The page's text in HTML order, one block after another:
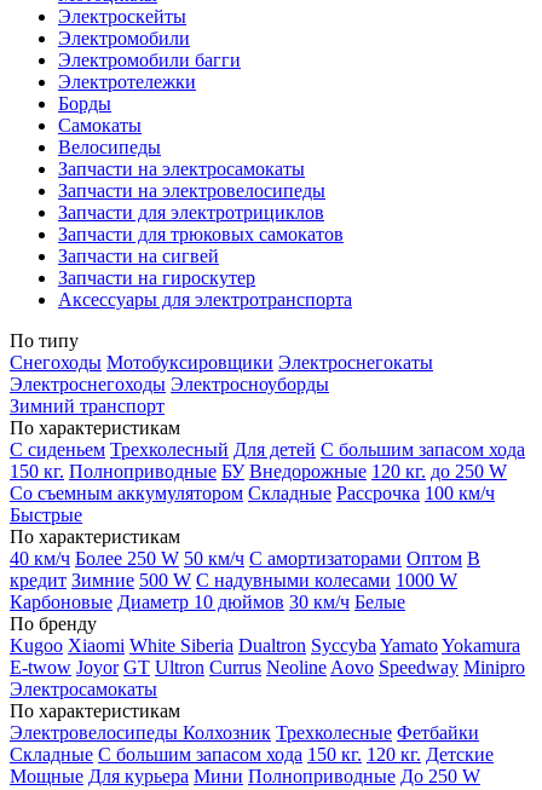
Электроскейты
Электромобили
Электромобили багги
Электротележки
Борды
Самокаты
Велосипеды
Запчасти на электросамокаты
Запчасти на электровелосипеды
Запчасти для электротрициклов
Запчасти для трюковых самокатов
Запчасти на сигвей
Запчасти на гироскутер
Аксессуары для электротранспорта
По типу
Снегоходы Мотобуксировщики Электроснегокаты
Электроснегоходы Электросноуборды
Зимний транспорт
По характеристикам
С сиденьем Трехколесный Для детей С большим запасом хода
150 кг. Полноприводные БУ Внедорожные 120 кг. до 250 W
Со съемным аккумулятором Складные Рассрочка 100 км/ч
Быстрые
По характеристикам
40 км/ч Более 250 W 50 км/ч С амортизаторами Оптом В
кредит Зимние 500 W С надувными колесами 1000 W
Карбоновые Диаметр 10 дюймов 30 км/ч Белые
По бренду
Kugoo Xiaomi White Siberia Dualtron Syccyba YamatoYokamura
E-twow Joyor GT Ultron Currus Neoline Aovo Speedway Minipro
Электросамокаты
По характеристикам
Электровелосипеды Колхозник Трехколесные Фетбайки
Складные С большим запасом хода 150 кг. 120 кг. Детские
Мощные Для курьера Мини Полноприводные До 250 W